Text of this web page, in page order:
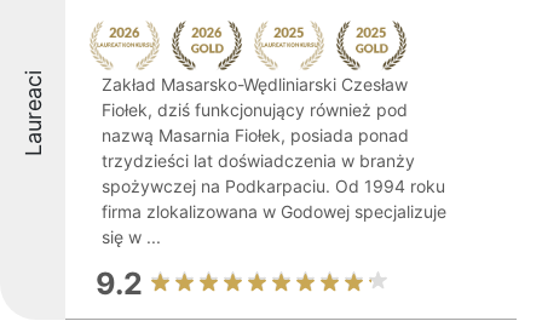
Laureaci
Zakład Masarsko-Wędliniarski Czesław
Fiołek, dziś funkcjonujący również pod
nazwą Masarnia Fiołek, posiada ponad
trzydzieści lat doświadczenia w branży
spożywczej na Podkarpaciu. Od 1994 roku
firma zlokalizowana w Godowej specjalizuje
się w ...
9.2